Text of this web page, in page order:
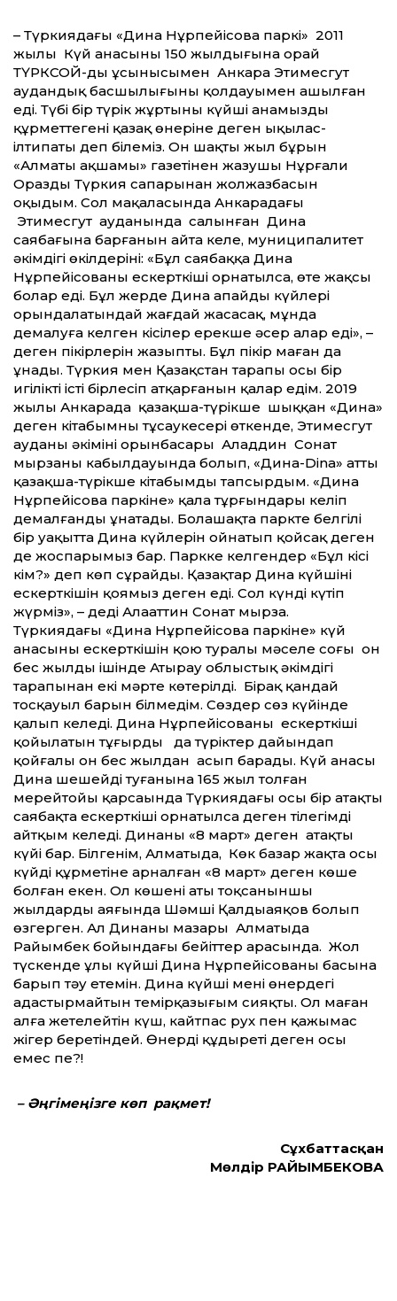
– Түркиядағы «Дина Нұрпейісова паркі» 2011
жылы Күй анасының 150 жылдығына орай
ТҮРКСОЙ-дың ұсынысымен Анкара Этимесгут
аудандық басшылығының қолдауымен ашылған
еді. Түбi бiр түрік жұртының күйшi анамызды
құрметтегенi қазақ өнерiне деген ықылас-
iлтипаты деп білеміз. Он шақты жыл бұрын
«Алматы ақшамы» газетінен жазушы Нұрғали
Ораздың Түркия сапарынан жолжазбасын
оқыдым. Сол мақаласында Анкарадағы
Этимесгут ауданында салынған Дина
саябағына барғанын айта келе, муниципалитет
әкімдігі өкілдерінің: «Бұл саябаққа Дина
Нұрпейісованың ескерткіші орнатылса, өте жақсы
болар еді. Бұл жерде Дина апайдың күйлері
орындалатындай жағдай жасасақ, мұнда
демалуға келген кісілер ерекше әсер алар еді», –
деген пікірлерін жазыпты. Бұл пікір маған да
ұнады. Түркия мен Қазақстан тарапы осы бір
игілікті істі бірлесіп атқарғанын қалар едім. 2019
жылы Анкарада қазақша-түрікше шыққан «Дина»
деген кітабымның тұсаукесері өткенде, Этимесгут
ауданы әкімінің орынбасары Аладдин Сонат
мырзаның кабылдауында болып, «Дина-Dina» атты
қазақша-түрікше кітабымды тапсырдым. «Дина
Нұрпейісова паркіне» қала тұрғындары келіп
демалғанды ұнатады. Болашақта паркте белгілі
бір уақытта Дина күйлерін ойнатып қойсақ деген
де жоспарымыз бар. Паркке келгендер «Бұл кісі
кім?» деп көп сұрайды. Қазақтар Дина күйшінің
ескерткішін қоямыз деген еді. Сол күнді күтіп
жүрміз», – деді Алааттин Сонат мырза.
Түркиядағы «Дина Нұрпейісова паркіне» күй
анасының ескерткішін қою туралы мәселе соңғы он
бес жылдың ішінде Атырау облыстық әкімдігі
тарапынан екі мәрте көтерілді. Бірақ қандай
тосқауыл барын білмедім. Сөздер сөз күйінде
қалып келеді. Дина Нұрпейісованың ескерткіші
қойылатын тұғырды да түріктер дайындап
қойғалы он бес жылдан асып барады. Күй анасы
Дина шешейдің туғанына 165 жыл толған
мерейтойы қарсаңында Түркиядағы осы бір атақты
саябақта ескерткіші орнатылса деген тілегімді
айтқым келеді. Динаның «8 март» деген атақты
күйі бар. Білгенім, Алматыда, Көк базар жақта осы
күйдің құрметіне арналған «8 март» деген көше
болған екен. Ол көшенің аты тоқсаныншы
жылдардың аяғында Шәмші Қалдыаяқов болып
өзгерген. Ал Динаның мазары Алматыда
Райымбек бойындағы бейіттер арасында. Жол
түскенде ұлы күйші Дина Нұрпейісованың басына
барып тәу етемін. Дина күйші менің өнердегі
адастырмайтын темірқазығым сияқты. Ол маған
алға жетелейтін күш, кайтпас рух пен қажымас
жігер беретіндей. Өнердің құдыреті деген осы
емес пе?!
– Әңгімеңізге көп рақмет!
Сұхбаттасқан
Мөлдір РАЙЫМБЕКОВА